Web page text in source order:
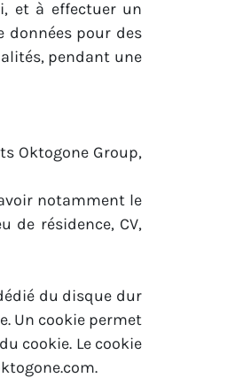
et à effectuer un
données pour des
pendant une
Oktogone Group,
notamment le
de résidence, CV,
du disque dur
Un cookie permet
cookie. Le cookie